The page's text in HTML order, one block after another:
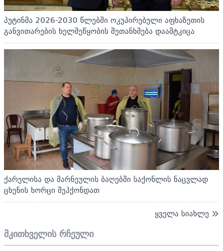
პუტინმა 2026-2030 წლებში ოკუპირებული აფხაზეთის
განვითარების ხელშეწყობის შეთანხმება დაამტკიცა
ქარელისა და მარნეულის ბაღებში საქონლის ნაცვლად
ცხენის ხორცი შეჰქონდათ
ყველა სიახლე
მკითხველის რჩეული